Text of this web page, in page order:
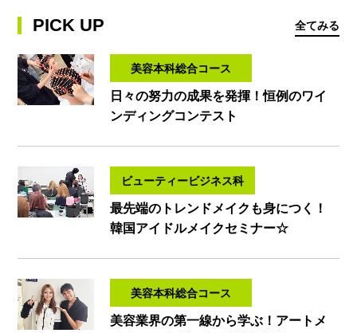
PICK UP 全てみる
美容本科総合コース
日々の努力の成果を発揮！恒例のワイ
ンディングコンテスト
ビューティービジネス科
最先端のトレンドメイクも身につく！
韓国アイドルメイクセミナー☆
美容本科総合コース
美容業界の第一線から学ぶ！アートメ